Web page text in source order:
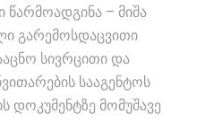
წარმოადგინა – მიშა
გარემოსდაცვითი
სივრცითი და
სააგენტოს
დოკუმენტზე მომუშავე